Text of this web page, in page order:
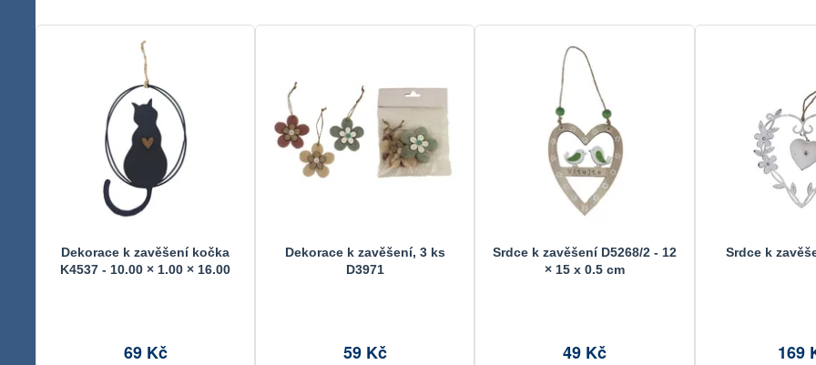
Dekorace k zavěšení kočka
K4537 - 10.00 × 1.00 × 16.00
69 Kč
Dekorace k zavěšení, 3 ks
D3971
59 Kč
Srdce k zavěšení D5268/2 - 12
× 15 x 0.5 cm
49 Kč
Srdce k
169